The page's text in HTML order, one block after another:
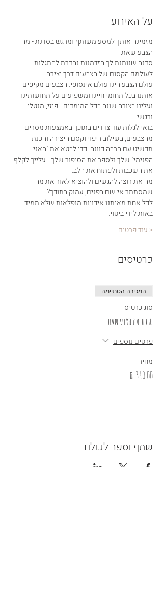
על האירוע
מזמינה אותך למסע משותף ומרגש בסדנת - מה
הצבע שאת
סדנה שנותנת לך הזדמנות נהדרת להתגלות
לעולמם הקסום של הצבעים דרך יצירה.
עולם הצבע הינו עולם אינסופי. הצבעים מקיפים
אותנו בכל תחומי חיינו ומשפיעים על תחושותינו
ועלינו בצורה שונה בכל המימדים - פיזי, מנטלי
ורגשי.
בואי לגלות עוד צדדים בתוכך באמצעות מסרים
מהצבעים, בשילוב ריפוי וקסם היצירה והכנת
תכשיט עם הרבה כוונה. כדי לבטא את "האני
הפנימי" שלך ולספר את הסיפור שלך - עלייך לקלף
את השכבות ולפתוח את הלב.
מה את רוצה להגשים ולהוציא לאור את מה
שמסתתר אי-שם בפנים, עמוק בתוכך?
לכל אחת מאיתנו איכויות מופלאות שלא תמיד
באות לידי ביטוי.
< עוד פרטים
כרטיסים
המכירה הסתיימה
סוג כרטיס
סדנת מה הצבע שאת
פרטים נוספים
מחיר
שתף וספר לכולם